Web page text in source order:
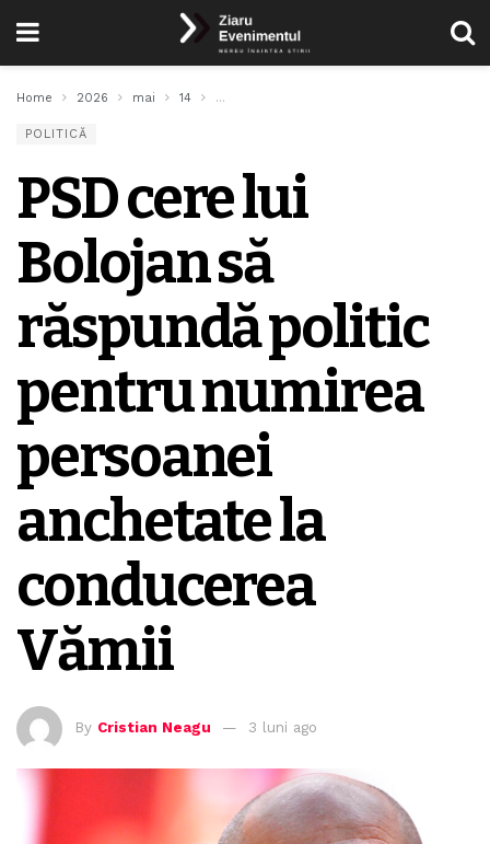
Home 2026 mai 14 PSD cere lui Bolojan să răspundă politic
POLITICĂ
PSD cere lui
Bolojan să
răspundă politic
pentru numirea
persoanei
anchetate la
conducerea
Vămii
By Cristian Neagu 3 luni ago